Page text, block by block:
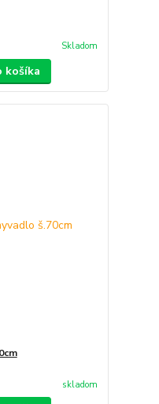
Skladom
košíka
skladom